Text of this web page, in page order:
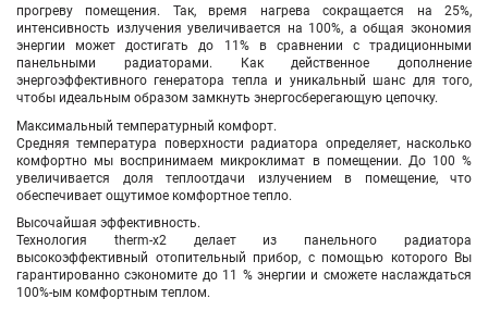
прогреву помещения. Так, время нагрева сокращается на 25%,
интенсивность излучения увеличивается на 100%, а общая экономия
энергии может достигать до 11% в сравнении с традиционными
панельными радиаторами. Как действенное дополнение
энергоэффективного генератора тепла и уникальный шанс для того,
чтобы идеальным образом замкнуть энергосберегающую цепочку.
Максимальный температурный комфорт.
Средняя температура поверхности радиатора определяет, насколько
комфортно мы воспринимаем микроклимат в помещении. До 100 %
увеличивается доля теплоотдачи излучением в помещение, что
обеспечивает ощутимое комфортное тепло.
Высочайшая эффективность.
Технология therm-x2 делает из панельного радиатора
высокоэффективный отопительный прибор, с помощью которого Вы
гарантированно сэкономите до 11 % энергии и сможете наслаждаться
100%-ым комфортным теплом.